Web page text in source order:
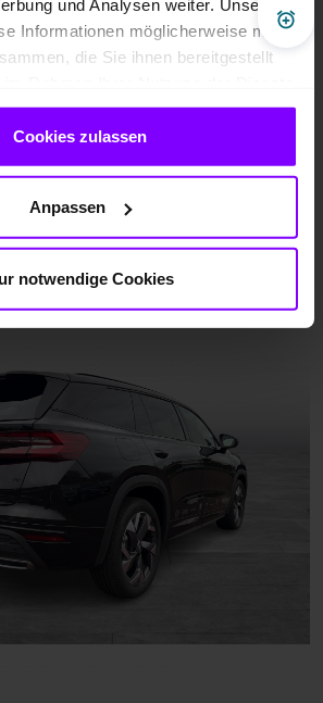
und Analysen weiter. Unsere
Informationen möglicherweise mit
die Sie ihnen bereitgestellt
Cookies zulassen
Anpassen
notwendige Cookies